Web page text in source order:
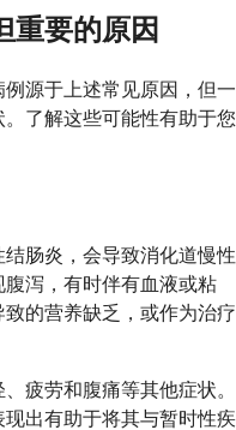
重要的原因
源于上述常见原因，但一
了解这些可能性有助于您
肠炎，会导致消化道慢性
泻，有时伴有血液或粘
的营养缺乏，或作为治疗
疲劳和腹痛等其他症状。
出有助于将其与暂时性疾